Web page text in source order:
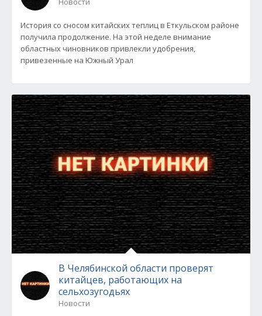
История со сносом китайских теплиц в Еткульском районе
получила продолжение. На этой неделе внимание
областных чиновников привлекли удобрения,
привезенные на Южный Урал
В Челябинской области проверят
китайцев, работающих на
сельхозугодьях
Новости